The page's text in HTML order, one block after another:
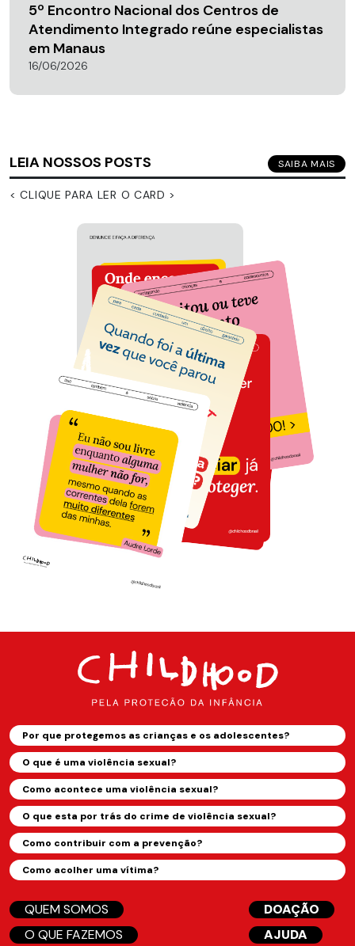
5º Encontro Nacional dos Centros de
Atendimento Integrado reúne especialistas
em Manaus
16/06/2026
LEIA NOSSOS POSTS SAIBA MAIS
< CLIQUE PARA LER O CARD >
Por que protegemos as crianças e os adolescentes?
O que é uma violência sexual?
Como acontece uma violência sexual?
O que esta por trás do crime de violência sexual?
Como contribuir com a prevenção?
Como acolher uma vítima?
QUEM SOMOS
O QUE FAZEMOS
DOAÇÃO
AJUDA